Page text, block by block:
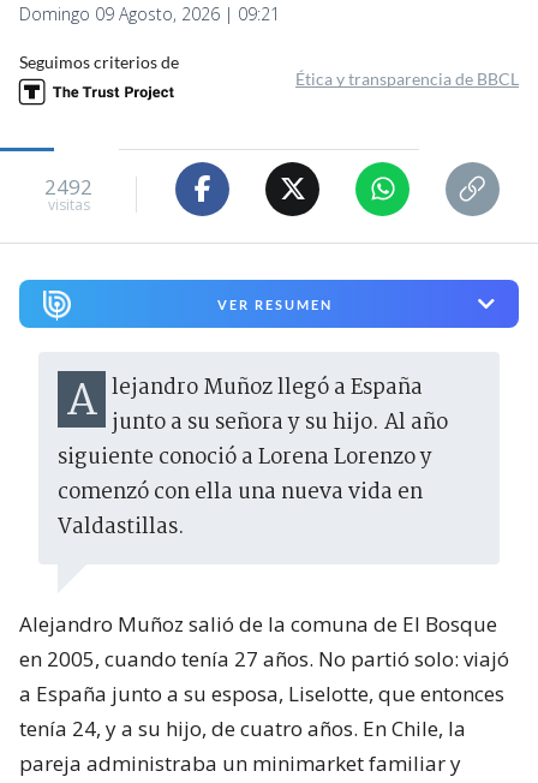
Domingo 09 Agosto, 2026 | 09:21
Seguimos criterios de
Ética y transparencia de BBCL
2492
visitas
VER RESUMEN
Alejandro Muñoz llegó a España junto a su señora y su hijo. Al año
siguiente conoció a Lorena Lorenzo y
comenzó con ella una nueva vida en
Valdastillas.
Alejandro Muñoz salió de la comuna de El Bosque
en 2005, cuando tenía 27 años. No partió solo: viajó
a España junto a su esposa, Liselotte, que entonces
tenía 24, y a su hijo, de cuatro años. En Chile, la
pareja administraba un minimarket familiar y